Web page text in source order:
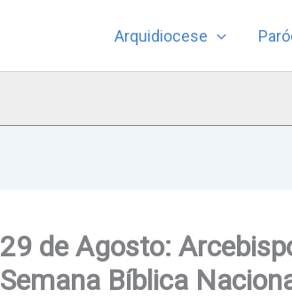
Arquidiocese
29 de Agosto:
Semana Bíblica